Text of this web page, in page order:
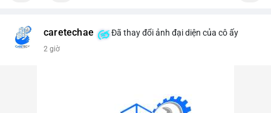
#vlikevn #titanbot
caretechae Đã thay đổi ảnh đại diện của cô ấy
2 giờ